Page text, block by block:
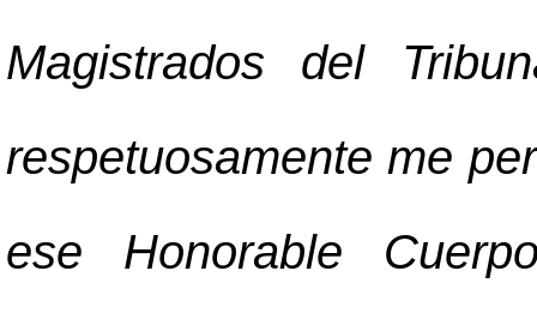
Magistrados del
respetuosamente me
ese Honorable